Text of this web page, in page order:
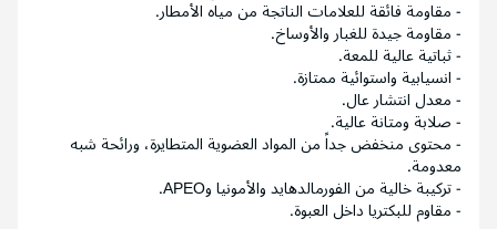
- مقاومة فائقة للعلامات الناتجة من مياه الأمطار.
- مقاومة جيدة للغبار والأوساخ.
- ثباتية عالية للمعة.
- انسيابية واستوائية ممتازة.
- معدل انتشار عال.
- صلابة ومتانة عالية.
- محتوى منخفض جداً من المواد العضوية المتطايرة، ورائحة شبه
معدومة.
- تركيبة خالية من الفورمالدهايد والأمونيا وAPEO.
- مقاوم للبكتريا داخل العبوة.